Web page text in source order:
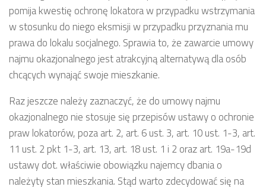
pomija kwestię ochronę lokatora w przypadku wstrzymania
w stosunku do niego eksmisji w przypadku przyznania mu
prawa do lokalu socjalnego. Sprawia to, że zawarcie umowy
najmu okazjonalnego jest atrakcyjną alternatywą dla osób
chcących wynająć swoje mieszkanie.
Raz jeszcze należy zaznaczyć, że do umowy najmu
okazjonalnego nie stosuje się przepisów ustawy o ochronie
praw lokatorów, poza art. 2, art. 6 ust. 3, art. 10 ust. 1-3, art.
11 ust. 2 pkt 1-3, art. 13, art. 18 ust. 1 i 2 oraz art. 19a-19d
ustawy dot. właściwie obowiązku najemcy dbania o
należyty stan mieszkania. Stąd warto zdecydować się na